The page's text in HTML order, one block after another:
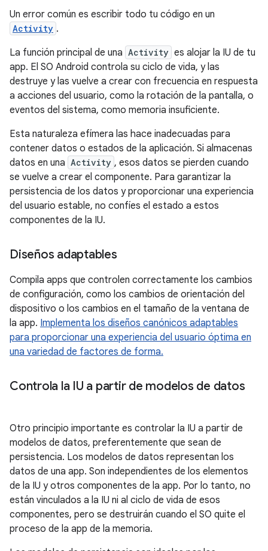
Un error común es escribir todo tu código en un
Activity .
La función principal de una Activity es alojar la IU de tu
app. El SO Android controla su ciclo de vida, y las
destruye y las vuelve a crear con frecuencia en respuesta
a acciones del usuario, como la rotación de la pantalla, o
eventos del sistema, como memoria insuficiente.
Esta naturaleza efímera las hace inadecuadas para
contener datos o estados de la aplicación. Si almacenas
datos en una Activity , esos datos se pierden cuando
se vuelve a crear el componente. Para garantizar la
persistencia de los datos y proporcionar una experiencia
del usuario estable, no confíes el estado a estos
componentes de la IU.
Diseños adaptables
Compila apps que controlen correctamente los cambios
de configuración, como los cambios de orientación del
dispositivo o los cambios en el tamaño de la ventana de
la app. Implementa los diseños canónicos adaptables
para proporcionar una experiencia del usuario óptima en
una variedad de factores de forma.
Controla la IU a partir de modelos de datos
Otro principio importante es controlar la IU a partir de
modelos de datos, preferentemente que sean de
persistencia. Los modelos de datos representan los
datos de una app. Son independientes de los elementos
de la IU y otros componentes de la app. Por lo tanto, no
están vinculados a la IU ni al ciclo de vida de esos
componentes, pero se destruirán cuando el SO quite el
proceso de la app de la memoria.